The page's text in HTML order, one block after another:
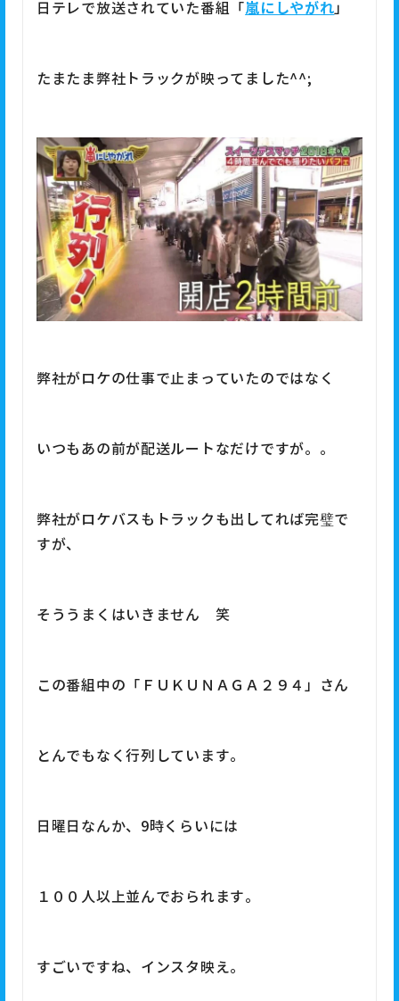
日テレで放送されていた番組「嵐にしやがれ」
たまたま弊社トラックが映ってました^^;
弊社がロケの仕事で止まっていたのではなく
いつもあの前が配送ルートなだけですが。。
弊社がロケバスもトラックも出してれば完璧で
すが、
そううまくはいきません 笑
この番組中の「ＦＵＫＵＮＡＧＡ２９４」さん
とんでもなく行列しています。
日曜日なんか、9時くらいには
１００人以上並んでおられます。
すごいですね、インスタ映え。